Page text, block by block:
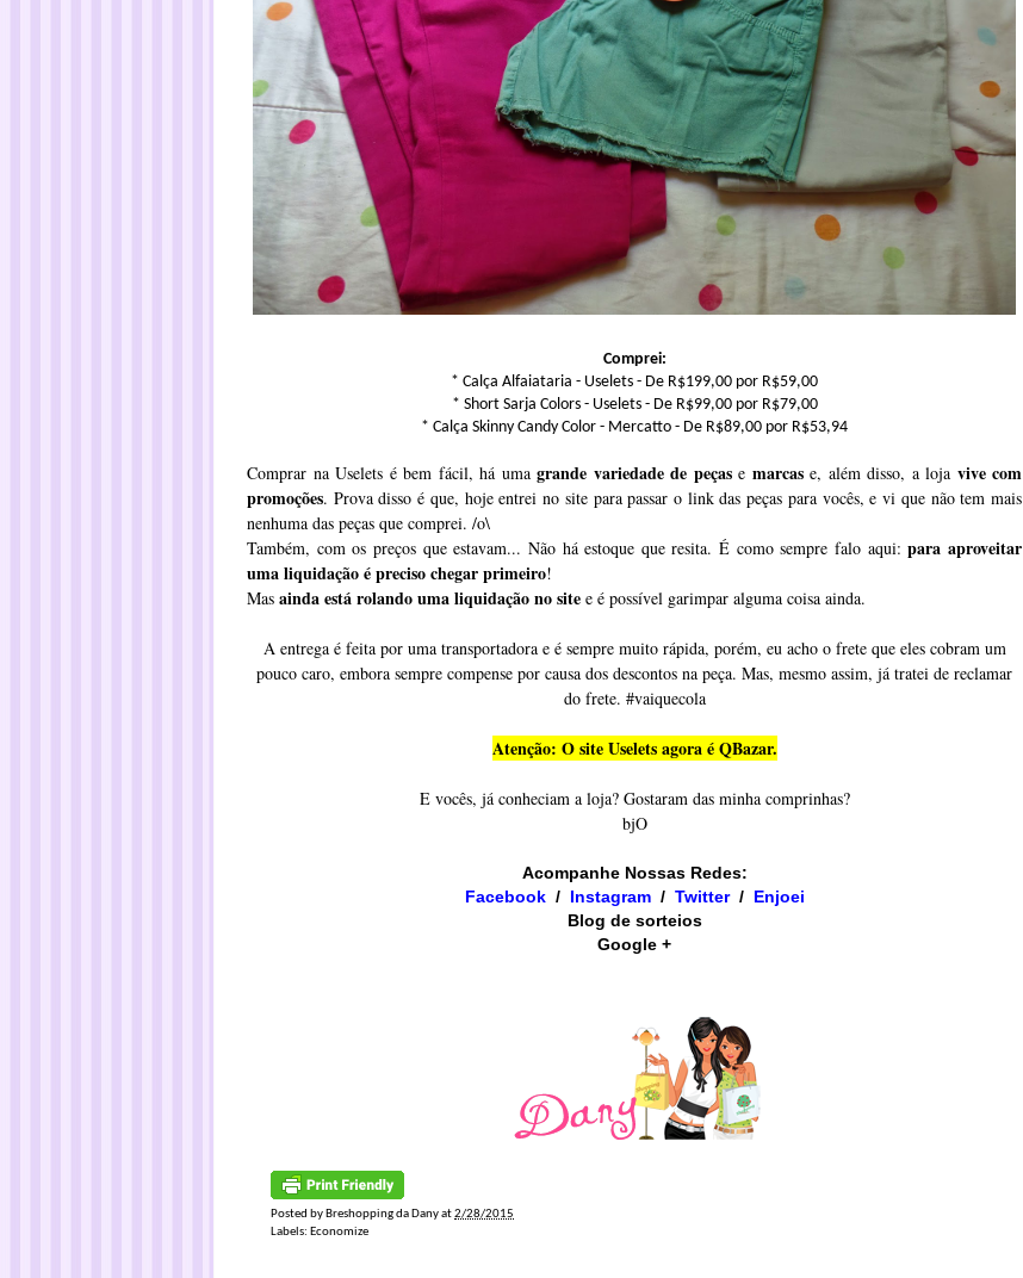
Comprei:
* Calça Alfaiataria - Uselets - De R$199,00 por R$59,00
* Short Sarja Colors - Uselets - De R$99,00 por R$79,00
* Calça Skinny Candy Color - Mercatto - De R$89,00 por R$53,94
Comprar na Uselets é bem fácil, há umagrande variedade de peçase marcase, além disso, a loja vive com
promoções. Prova disso é que, hoje entrei no site para passar o link das peças para vocês, e vi que não tem mais
nenhuma das peças que comprei. /o\
Também, com os preços que estavam... Não há estoque que resita. É como sempre falo aqui:para aproveitar
uma liquidação é preciso chegar primeiro!
Mas ainda está rolando uma liquidação no site e é possível garimpar alguma coisa ainda.
A entrega é feita por uma transportadora e é sempre muito rápida, porém, eu acho o frete que eles cobram um
pouco caro, embora sempre compense por causa dos descontos na peça. Mas, mesmo assim, já tratei de reclamar
do frete. #vaiquecola
Atenção: O site Uselets agora é QBazar.
E vocês, já conheciam a loja? Gostaram das minha comprinhas?
bjO
Acompanhe Nossas Redes:
Facebook/ Instagram/ ​​Twitter/ Enjoei
Blog de sorteios
Google +
Posted by Breshopping da Danyat2/28/2015
Labels: Economize